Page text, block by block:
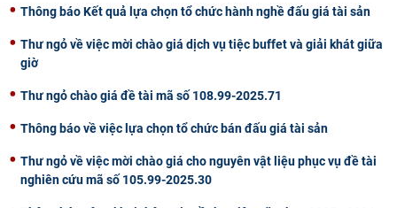
Thông báo Kết quả lựa chọn tổ chức hành nghề đấu giá tài sản
Thư ngỏ về việc mời chào giá dịch vụ tiệc buffet và giải khát giữa
giờ
Thư ngỏ chào giá đề tài mã số 108.99-2025.71
Thông báo về việc lựa chọn tổ chức bán đấu giá tài sản
Thư ngỏ về việc mời chào giá cho nguyên vật liệu phục vụ đề tài
nghiên cứu mã số 105.99-2025.30